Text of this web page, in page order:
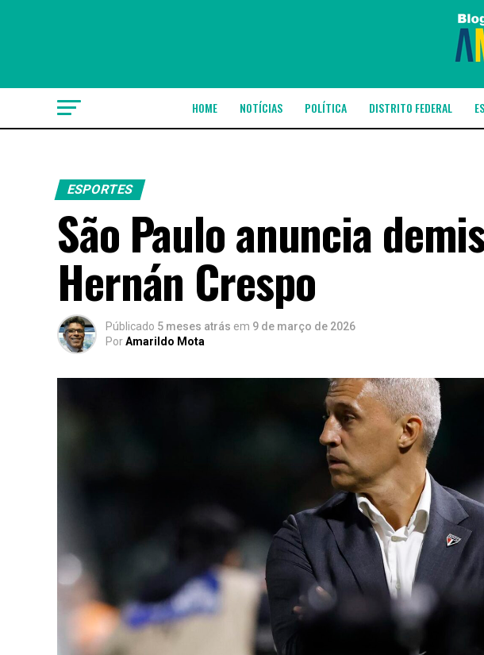
HOME NOTÍCIAS POLÍTICA DISTRITO FEDERAL
ESPORTES
São Paulo anuncia
Hernán Crespo
Públicado 5 meses atrás em 9 de março de 2026
PorAmarildo Mota